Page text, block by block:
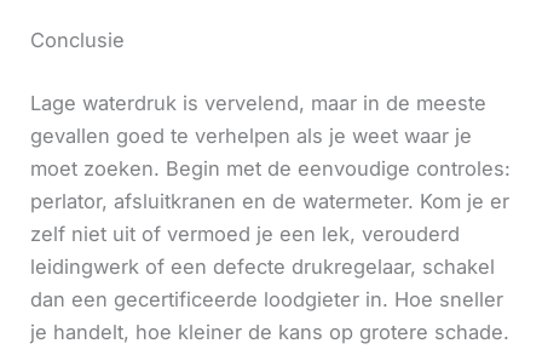
Conclusie
Lage waterdruk is vervelend, maar in de meeste
gevallen goed te verhelpen als je weet waar je
moet zoeken. Begin met de eenvoudige controles:
perlator, afsluitkranen en de watermeter. Kom je er
zelf niet uit of vermoed je een lek, verouderd
leidingwerk of een defecte drukregelaar, schakel
dan een gecertificeerde loodgieter in. Hoe sneller
je handelt, hoe kleiner de kans op grotere schade.